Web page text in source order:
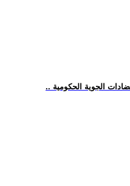
الجوية الحكومية